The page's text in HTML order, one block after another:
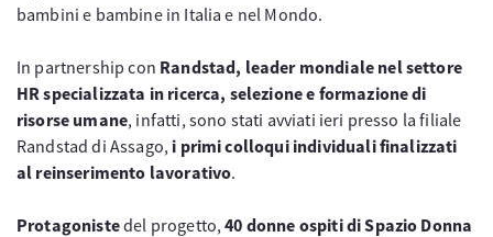
bambini e bambine in Italia e nel Mondo.
In partnership con Randstad, leader mondiale nel settore
HR specializzata in ricerca, selezione e formazione di
risorse umane, infatti, sono stati avviati ieri presso la filiale
Randstad di Assago, i primi colloqui individuali finalizzati
al reinserimento lavorativo.
Protagonistedel progetto,40 donne ospiti di Spazio Donna